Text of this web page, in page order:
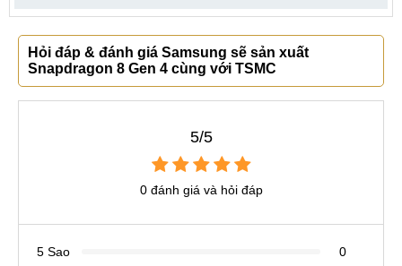
Hỏi đáp & đánh giá Samsung sẽ sản xuất
Snapdragon 8 Gen 4 cùng với TSMC
5/5
0 đánh giá và hỏi đáp
5 Sao
0